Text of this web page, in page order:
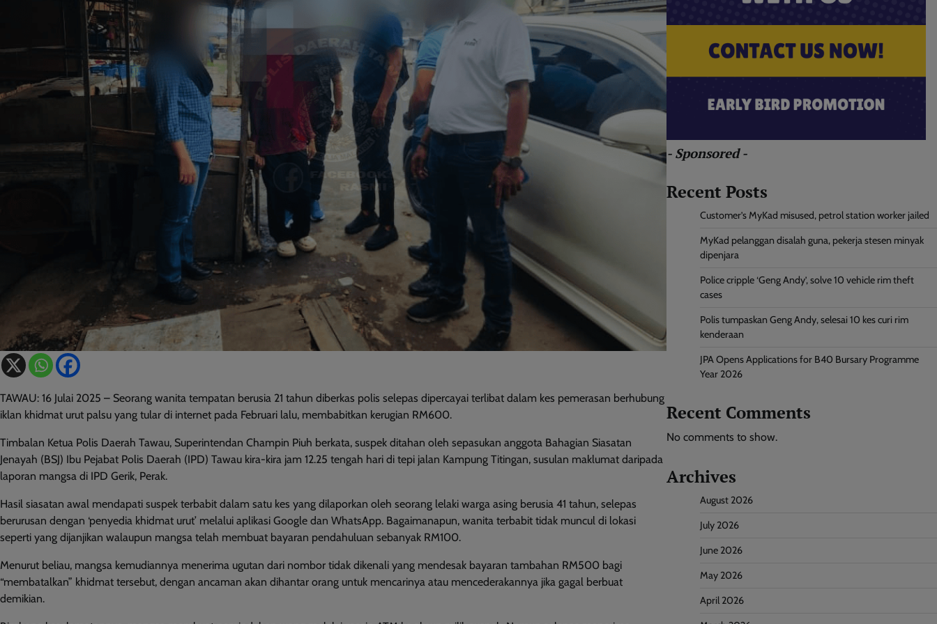
TAWAU: 16 Julai 2025 – Seorang wanita tempatan berusia 21 tahun diberkas polis selepas dipercayai terlibat dalam kes pemerasan berhubung
iklan khidmat urut palsu yang tular di internet pada Februari lalu, membabitkan kerugian RM600.
Timbalan Ketua Polis Daerah Tawau, Superintendan Champin Piuh berkata, suspek ditahan oleh sepasukan anggota Bahagian Siasatan
Jenayah (BSJ) Ibu Pejabat Polis Daerah (IPD) Tawau kira-kira jam 12.25 tengah hari di tepi jalan Kampung Titingan, susulan maklumat daripada
laporan mangsa di IPD Gerik, Perak.
Hasil siasatan awal mendapati suspek terbabit dalam satu kes yang dilaporkan oleh seorang lelaki warga asing berusia 41 tahun, selepas
berurusan dengan ‘penyedia khidmat urut’ melalui aplikasi Google dan WhatsApp. Bagaimanapun, wanita terbabit tidak muncul di lokasi
seperti yang dijanjikan walaupun mangsa telah membuat bayaran pendahuluan sebanyak RM100.
Menurut beliau, mangsa kemudiannya menerima ugutan dari nombor tidak dikenali yang mendesak bayaran tambahan RM500 bagi
“membatalkan” khidmat tersebut, dengan ancaman akan dihantar orang untuk mencarinya atau mencederakannya jika gagal berbuat
demikian.
- Sponsored -
Recent Posts
Customer’s MyKad misused, petrol station worker jailed
MyKad pelanggan disalah guna, pekerja stesen minyak
dipenjara
Police cripple ‘Geng Andy’, solve 10 vehicle rim theft
cases
Polis tumpaskan Geng Andy, selesai 10 kes curi rim
kenderaan
JPA Opens Applications for B40 Bursary Programme
Year 2026
Recent Comments
No comments to show.
Archives
August 2026
July 2026
June 2026
May 2026
April 2026